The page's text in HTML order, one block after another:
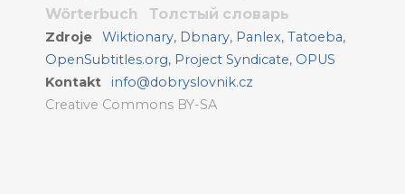
Wörterbuch
Толстый словарь
Zdroje Wiktionary, Dbnary, Panlex,Tatoeba,
OpenSubtitles.org, Project Syndicate, OPUS
Kontakt
info@dobryslovnik.cz
Creative Commons BY-SA